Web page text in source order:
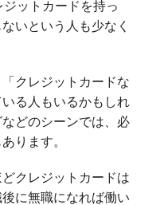
ットカードを持っ
いという人も少なく
クレジットカードな
る人もいるかもしれ
どのシーンでは、必
ります。
クレジットカードは
に無職になれば働い